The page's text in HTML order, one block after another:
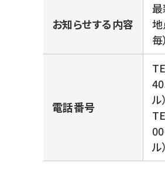
お知らせする内容
地
毎）
電話番号
ル）
ル）